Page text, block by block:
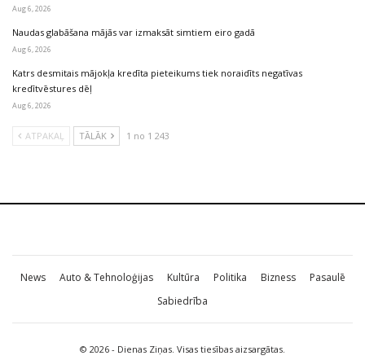
Aug 6, 2026
Naudas glabāšana mājās var izmaksāt simtiem eiro gadā
Aug 6, 2026
Katrs desmitais mājokļa kredīta pieteikums tiek noraidīts negatīvas
kredītvēstures dēļ
Aug 6, 2026
ATPAKAĻ TĀLĀK 1 no 1 243
News Auto & Tehnoloģijas Kultūra Politika Bizness
Pasaulē
Sabiedrība
© 2026 - Dienas Ziņas. Visas tiesības aizsargātas.